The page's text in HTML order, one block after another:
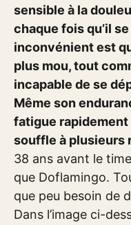
sensible à la
chaque fois qu’il
inconvénient est
plus mou, tout
incapable de se
Même son
fatigue rapidement
souffle à plusieurs
38 ans avant le
que Doflamingo.
que peu besoin de
Dans l’image ci-